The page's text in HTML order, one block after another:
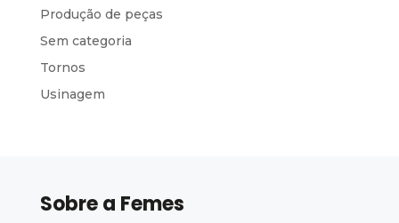
Produção de peças
Sem categoria
Tornos
Usinagem
Sobre a Femes